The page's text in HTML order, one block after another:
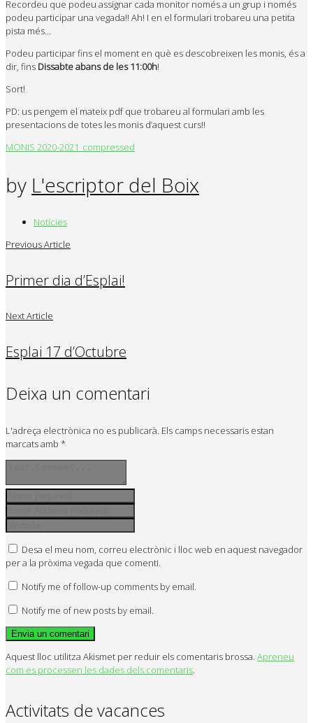
Recordeu que podeu assignar cada monitor només a un grup i només
podeu participar una vegada!! Ah! I en el formulari trobareu una petita
pista més…
Podeu participar fins el moment en què es descobreixen les monis, és a
dir, fins Dissabte abans de les 11:00h!
Sort!
PD: us pengem el mateix pdf que trobareu al formulari amb les
presentacions de totes les monis d’aquest curs!!
MONIS 2020-2021_compressed
by L'escriptor del Boix
Notícies
Previous Article
Primer dia d’Esplai!
Next Article
Esplai 17 d’Octubre
Deixa un comentari
L'adreça electrònica no es publicarà. Els camps necessaris estan
marcats amb *
Desa el meu nom, correu electrònic i lloc web en aquest navegador
per a la pròxima vegada que comenti.
Notify me of follow-up comments by email.
Notify me of new posts by email.
Aquest lloc utilitza Akismet per reduir els comentaris brossa. Apreneu
com es processen les dades dels comentaris.
Activitats de vacances